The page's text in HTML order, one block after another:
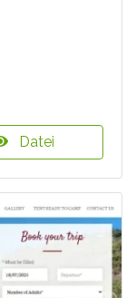
Datei